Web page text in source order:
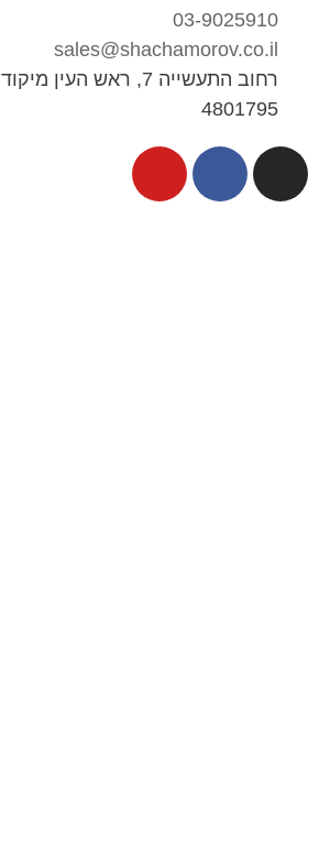
03-9025910
sales@shachamorov.co.il
רחוב התעשייה 7, ראש העין מיקוד
4801795